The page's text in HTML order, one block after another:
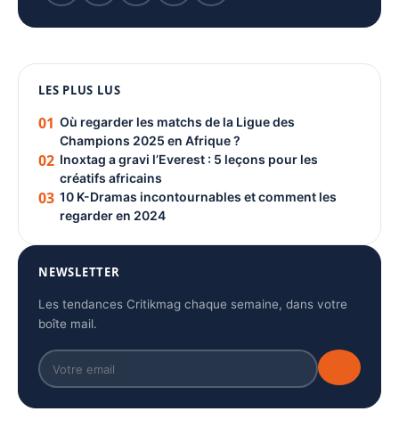
PUBLICITÉ
LES PLUS LUS
01 Où regarder les matchs de la Ligue des
Champions 2025 en Afrique ?
02 Inoxtag a gravi l’Everest : 5 leçons pour les
créatifs africains
03 10 K-Dramas incontournables et comment les
regarder en 2024
NEWSLETTER
Les tendances Critikmag chaque semaine, dans votre
boîte mail.